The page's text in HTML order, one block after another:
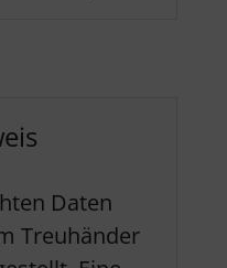
Daten
Treuhänder